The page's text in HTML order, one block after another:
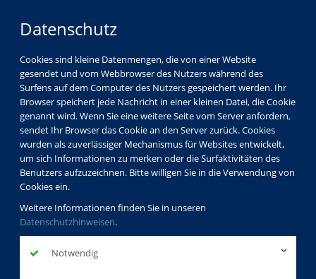
Datenschutz
Cookies sind kleine Datenmengen, die von einer Website
gesendet und vom Webbrowser des Nutzers während des
Surfens auf dem Computer des Nutzers gespeichert werden. Ihr
Browser speichert jede Nachricht in einer kleinen Datei, die Cookie
genannt wird. Wenn Sie eine weitere Seite vom Server anfordern,
sendet Ihr Browser das Cookie an den Server zurück. Cookies
wurden als zuverlässiger Mechanismus für Websites entwickelt,
um sich Informationen zu merken oder die Surfaktivitäten des
Benutzers aufzuzeichnen. Bitte willigen Sie in die Verwendung von
Cookies ein.
Weitere Informationen finden Sie in unseren
Datenschutzhinweisen.
Notwendig